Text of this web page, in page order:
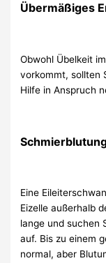
Übermäßiges
Obwohl Übelkeit
vorkommt, sollten
Hilfe in Anspruch
Eine
Eizelle außerhalb
lange und suchen
auf. Bis zu einem
normal, aber